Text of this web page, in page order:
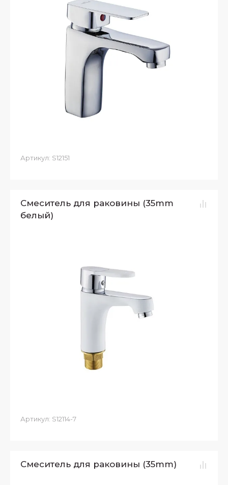
Артикул: S12151
Смеситель для раковины (35mm
белый)
Артикул: S12114-7
Смеситель для раковины (35mm)